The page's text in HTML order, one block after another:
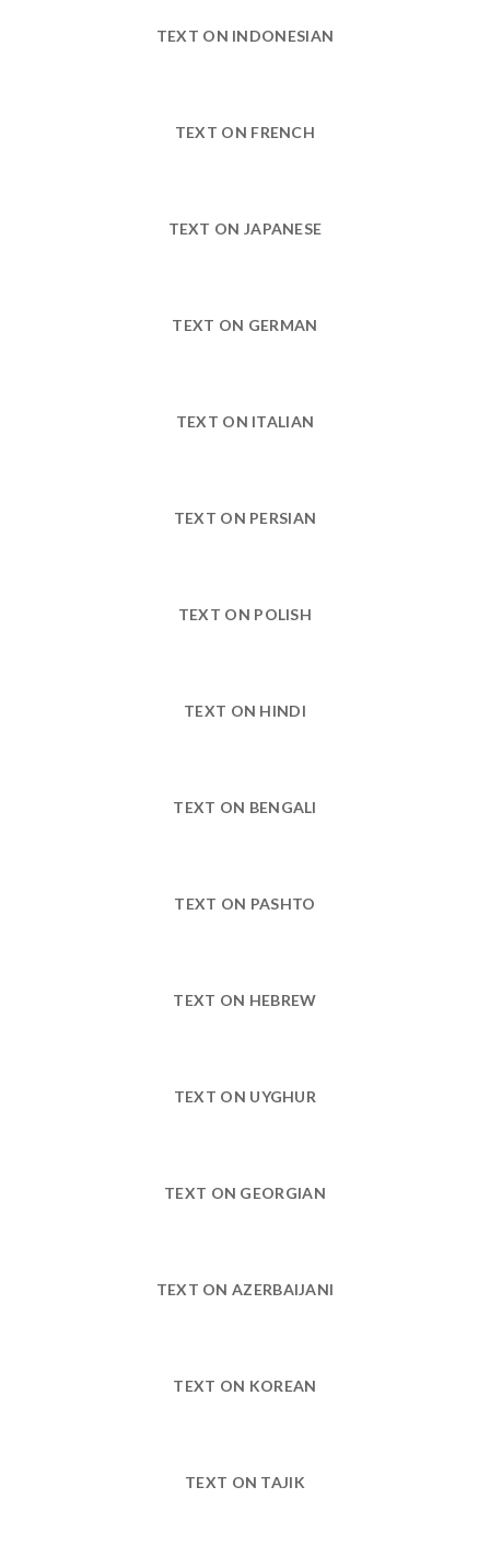
TEXT ON INDONESIAN
TEXT ON FRENCH
TEXT ON JAPANESE
TEXT ON GERMAN
TEXT ON ITALIAN
TEXT ON PERSIAN
TEXT ON POLISH
TEXT ON HINDI
TEXT ON BENGALI
TEXT ON PASHTO
TEXT ON HEBREW
TEXT ON UYGHUR
TEXT ON GEORGIAN
TEXT ON AZERBAIJANI
TEXT ON KOREAN
TEXT ON TAJIK